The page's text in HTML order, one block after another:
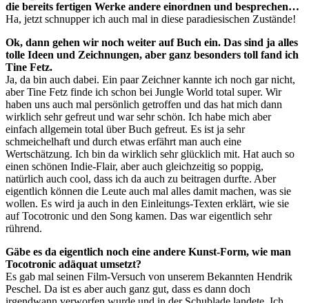
die bereits fertigen Werke andere einordnen und besprechen…
Ha, jetzt schnupper ich auch mal in diese paradiesischen Zustände!
Ok, dann gehen wir noch weiter auf Buch ein. Das sind ja alles
tolle Ideen und Zeichnungen, aber ganz besonders toll fand ich
Tine Fetz.
Ja, da bin auch dabei. Ein paar Zeichner kannte ich noch gar nicht,
aber Tine Fetz finde ich schon bei Jungle World total super. Wir
haben uns auch mal persönlich getroffen und das hat mich dann
wirklich sehr gefreut und war sehr schön. Ich habe mich aber
einfach allgemein total über Buch gefreut. Es ist ja sehr
schmeichelhaft und durch etwas erfährt man auch eine
Wertschätzung. Ich bin da wirklich sehr glücklich mit. Hat auch so
einen schönen Indie-Flair, aber auch gleichzeitig so poppig,
natürlich auch cool, dass ich da auch zu beitragen durfte. Aber
eigentlich können die Leute auch mal alles damit machen, was sie
wollen. Es wird ja auch in den Einleitungs-Texten erklärt, wie sie
auf Tocotronic und den Song kamen. Das war eigentlich sehr
rührend.
Gäbe es da eigentlich noch eine andere Kunst-Form, wie man
Tocotronic adäquat umsetzt?
Es gab mal seinen Film-Versuch von unserem Bekannten Hendrik
Peschel. Da ist es aber auch ganz gut, dass es dann doch